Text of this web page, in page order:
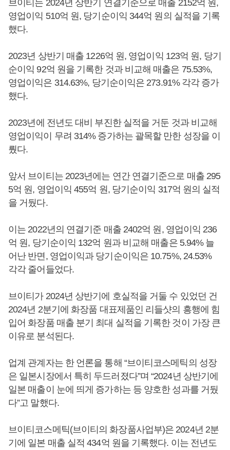
브이티는 2024년 상반기 연결기준으로 매출 2152억 원,
영업이익 510억 원, 당기순이익 344억 원의 실적을 기록
했다.
2023년 상반기 매출 1226억 원, 영업이익 123억 원, 당기
순이익 92억 원을 기록한 것과 비교해 매출은 75.53%,
영업이익은 314.63%, 당기순이익은 273.91% 각각 증가
했다.
2023년에 전년도 대비 부진한 실적을 거둔 것과 비교해
영업이익이 무려 314% 증가하는 괄목할 만한 성장을 이
뤘다.
앞서 브이티는 2023년에는 연간 연결기준으로 매출 295
5억 원, 영업이익 455억 원, 당기순이익 317억 원의 실적
을 거뒀다.
이는 2022년의 연결기준 매출 2402억 원, 영업이익 236
억 원, 당기순이익 132억 원과 비교해 매출은 5.94% 늘
어난 반면, 영업이익과 당기순이익은 10.75%, 24.53%
각각 줄어들었다.
브이티가 2024년 상반기에 호실적을 거둘 수 있었던 건
2024년 2분기에 화장품 대표제품인 리들샷의 흥행에 힘
입어 화장품 매출 분기 최대 실적을 기록한 것이 가장 큰
이유로 분석된다.
업계 관계자는 한 언론을 통해 “브이티코스메틱의 성장
은 일본시장에서 특히 두드러졌다”며 “2024년 상반기에
일본 매출이 눈에 띄게 증가하는 등 양호한 성과를 거뒀
다”고 말했다.
브이티코스메틱(브이티의 화장품사업부)은 2024년 2분
기에 일본 매출 실적 434억 원을 기록했다. 이는 전년도